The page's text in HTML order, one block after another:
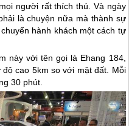
người rất thích thú. Và ngày
là chuyện nữa mà thành sự
hành khách một cách tự
này với tên gọi là Ehang 184,
cao 5km so với mặt đất. Mỗi
30 phút.